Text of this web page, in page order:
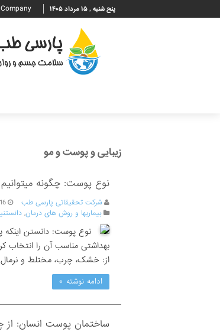
پنج شنبه , ۱۵ مرداد ۱۴۰۵
زیبایی و پوست و مو
نوع پوست: چگونه
شرکت تحقیقاتی پارسی طب
بیماریها و روش های درمان,
نوع پوست: دانستن
بهداشتی مناسب آن را انتخاب
از: خشک، چرب، مختلط و
ادامه نوشته »
ساختمان پوست انسان: از